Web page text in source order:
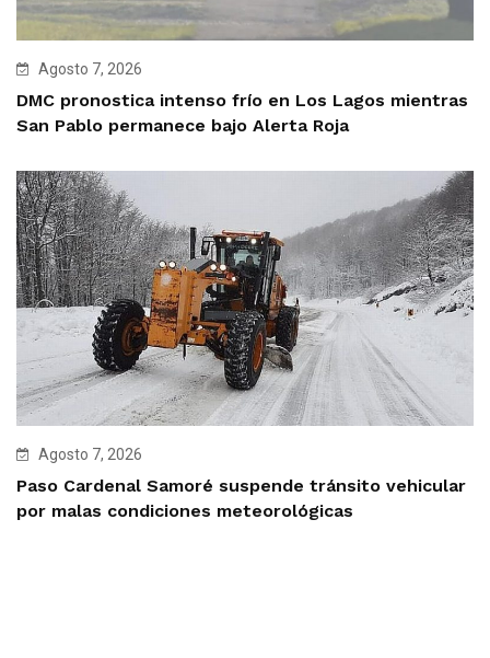
Agosto 7, 2026
DMC pronostica intenso frío en Los Lagos mientras
San Pablo permanece bajo Alerta Roja
Agosto 7, 2026
Paso Cardenal Samoré suspende tránsito vehicular
por malas condiciones meteorológicas